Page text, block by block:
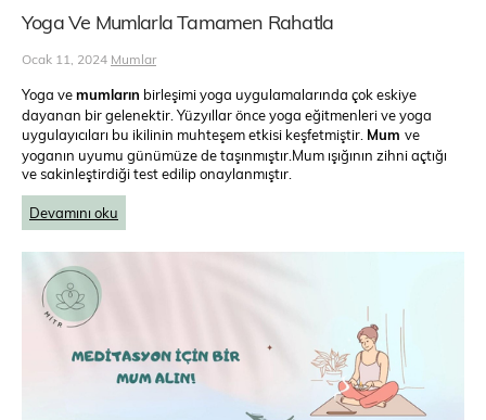
Yoga Ve Mumlarla Tamamen Rahatla
Ocak 11, 2024 Mumlar
Yoga vemumların birleşimi yoga uygulamalarında çok eskiye
dayanan bir gelenektir. Yüzyıllar önce yoga eğitmenleri ve yoga
uygulayıcıları bu ikilinin muhteşem etkisi keşfetmiştir. Mum ve
yoganın uyumu günümüze de taşınmıştır.Mum ışığının zihni açtığı
ve sakinleştirdiği test edilip onaylanmıştır.
Devamını oku